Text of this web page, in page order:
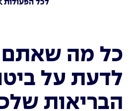
לכל הפעולות
כל מה שאתם
לדעת על
הבריאות